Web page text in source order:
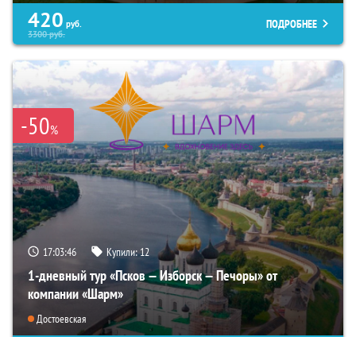
420 руб.
3300руб.
ПОДРОБНЕЕ
-50%
17:03:44 Купили:12
1-дневный тур «Псков — Изборск — Печоры» от
компании «Шарм»
Достоевская